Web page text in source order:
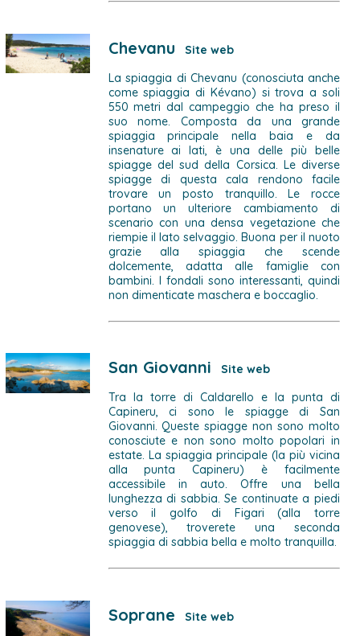
Chevanu
Site web
La spiaggia di Chevanu (conosciuta anche
come spiaggia di Kévano) si trova a soli
550 metri dal campeggio che ha preso il
suo nome. Composta da una grande
spiaggia principale nella baia e da
insenature ai lati, è una delle più belle
spiagge del sud della Corsica. Le diverse
spiagge di questa cala rendono facile
trovare un posto tranquillo. Le rocce
portano un ulteriore cambiamento di
scenario con una densa vegetazione che
riempie il lato selvaggio. Buona per il nuoto
grazie alla spiaggia che scende
dolcemente, adatta alle famiglie con
bambini. I fondali sono interessanti, quindi
non dimenticate maschera e boccaglio.
San Giovanni
Site web
Tra la torre di Caldarello e la punta di
Capineru, ci sono le spiagge di San
Giovanni. Queste spiagge non sono molto
conosciute e non sono molto popolari in
estate. La spiaggia principale (la più vicina
alla punta Capineru) è facilmente
accessibile in auto. Offre una bella
lunghezza di sabbia. Se continuate a piedi
verso il golfo di Figari (alla torre
genovese), troverete una seconda
spiaggia di sabbia bella e molto tranquilla.
Soprane
Site web